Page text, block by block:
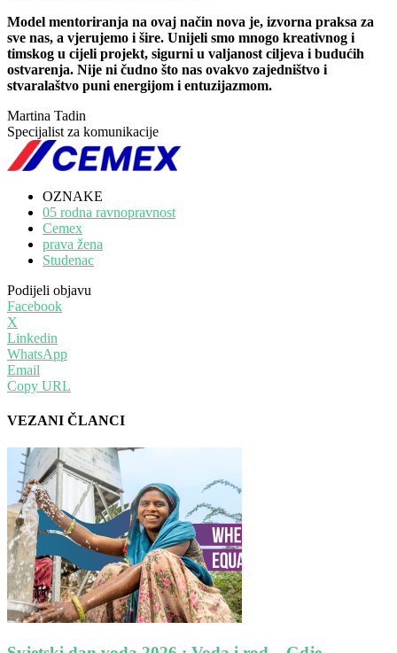
Model mentoriranja na ovaj način nova je, izvorna praksa za
sve nas, a vjerujemo i šire. Unijeli smo mnogo kreativnog i
timskog u cijeli projekt, sigurni u valjanost ciljeva i budućih
ostvarenja. Nije ni čudno što nas ovakvo zajedništvo i
stvaralaštvo puni energijom i entuzijazmom.
Martina Tadin
Specijalist za komunikacije
OZNAKE
05 rodna ravnopravnost
Cemex
prava žena
Studenac
Podijeli objavu
Facebook
X
Linkedin
WhatsApp
Email
Copy URL
VEZANI ČLANCI